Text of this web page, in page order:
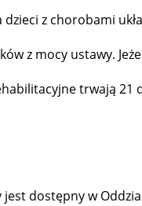
z chorobami
z mocy ustawy.
trwają 21
dostępny w